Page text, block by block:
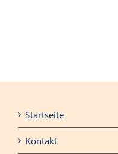
Startseite
Kontakt